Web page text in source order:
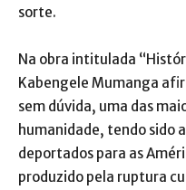
sorte.
Na obra intitulada
Kabengele Mumanga
sem dúvida, uma das
humanidade, tendo sido
deportados para as
produzido pela ruptura